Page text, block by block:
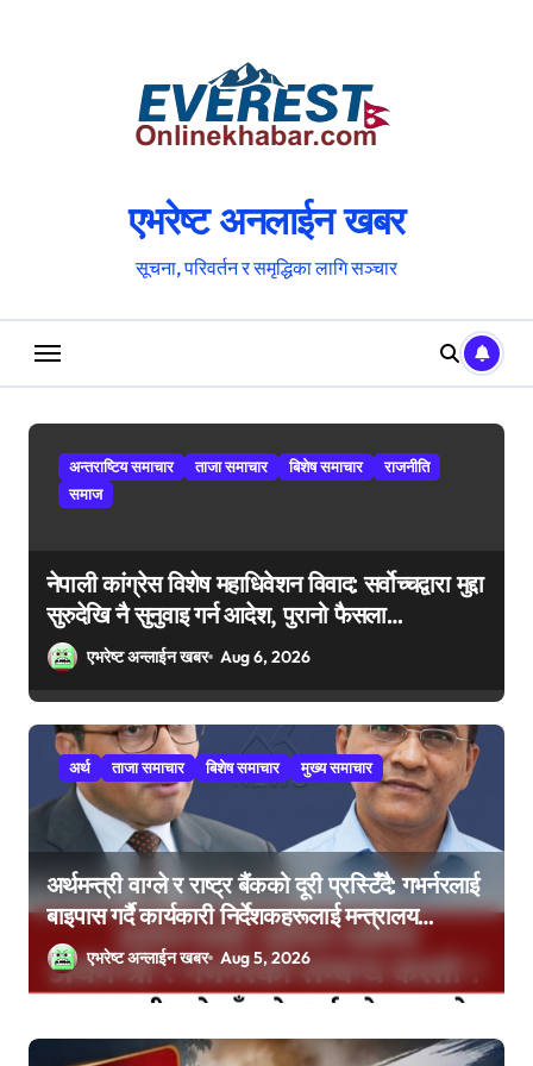
एभरेष्ट अनलाईन खबर
सूचना, परिवर्तन र समृद्धिका लागि सञ्चार
अन्तराष्टिय समाचार ताजा समाचार बिशेष समाचार
राजनीति
समाज
नेपाली कांग्रेस विशेष महाधिवेशन विवाद: सर्वोच्चद्वारा मुद्दा
सुरुदेखि नै सुनुवाइ गर्न आदेश, पुरानो फैसला
पुनरावलोकन हुने
एभरेष्ट अन्लाईन खबर Aug 6, 2026
अर्थ ताजा समाचार बिशेष समाचार मुख्य समाचार
अर्थमन्त्री वाग्ले र राष्ट्र बैंकको दूरी प्रस्टिँदै: गभर्नरलाई
बाइपास गर्दै कार्यकारी निर्देशकहरूलाई मन्त्रालय
बोलाइयोएभरेष्ट अन्लाईन खबर Aug 5, 2026